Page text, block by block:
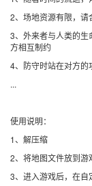
2、场地资源有限，请
3、外来者与人类的生
方相互制约
4、防守时站在对方的
...
使用说明：
1、解压缩
2、将地图文件放到游
3、进入游戏后，在自